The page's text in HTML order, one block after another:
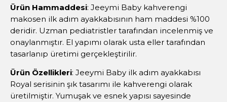
Ürün Hammaddesi: Jeeymi Baby kahverengi
makosen ilk adım ayakkabısının ham maddesi %100
deridir. Uzman pediatristler tarafından incelenmiş ve
onaylanmıştır. El yapımı olarak usta eller tarafından
tasarlanıp üretimi gerçekleştirilir.
Ürün Özellikleri: Jeeymi Baby ilk adım ayakkabısı
Royal serisinin şık tasarımı ile kahverengi olarak
üretilmiştir. Yumuşak ve esnek yapısı sayesinde